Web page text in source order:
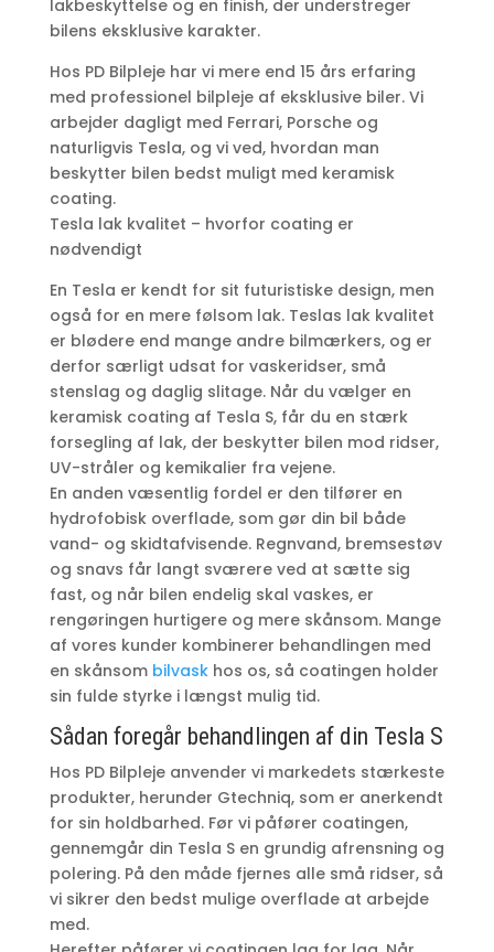
lakbeskyttelse og en finish, der understreger
bilens eksklusive karakter.
Hos PD Bilpleje har vi mere end 15 års erfaring
med professionel bilpleje af eksklusive biler. Vi
arbejder dagligt med Ferrari, Porsche og
naturligvis Tesla, og vi ved, hvordan man
beskytter bilen bedst muligt med keramisk
coating.
Tesla lak kvalitet – hvorfor coating er
nødvendigt
En Tesla er kendt for sit futuristiske design, men
også for en mere følsom lak. Teslas lak kvalitet
er blødere end mange andre bilmærkers, og er
derfor særligt udsat for vaskeridser, små
stenslag og daglig slitage. Når du vælger en
keramisk coating af Tesla S, får du en stærk
forsegling af lak, der beskytter bilen mod ridser,
UV-stråler og kemikalier fra vejene.
En anden væsentlig fordel er den tilfører en
hydrofobisk overflade, som gør din bil både
vand- og skidtafvisende. Regnvand, bremsestøv
og snavs får langt sværere ved at sætte sig
fast, og når bilen endelig skal vaskes, er
rengøringen hurtigere og mere skånsom. Mange
af vores kunder kombinerer behandlingen med
en skånsom bilvaskhos os, så coatingen holder
sin fulde styrke i længst mulig tid.
Sådan foregår behandlingen af din Tesla S
Hos PD Bilpleje anvender vi markedets stærkeste
produkter, herunder Gtechniq, som er anerkendt
for sin holdbarhed. Før vi påfører coatingen,
gennemgår din Tesla S en grundig afrensning og
polering. På den måde fjernes alle små ridser, så
vi sikrer den bedst mulige overflade at arbejde
med.